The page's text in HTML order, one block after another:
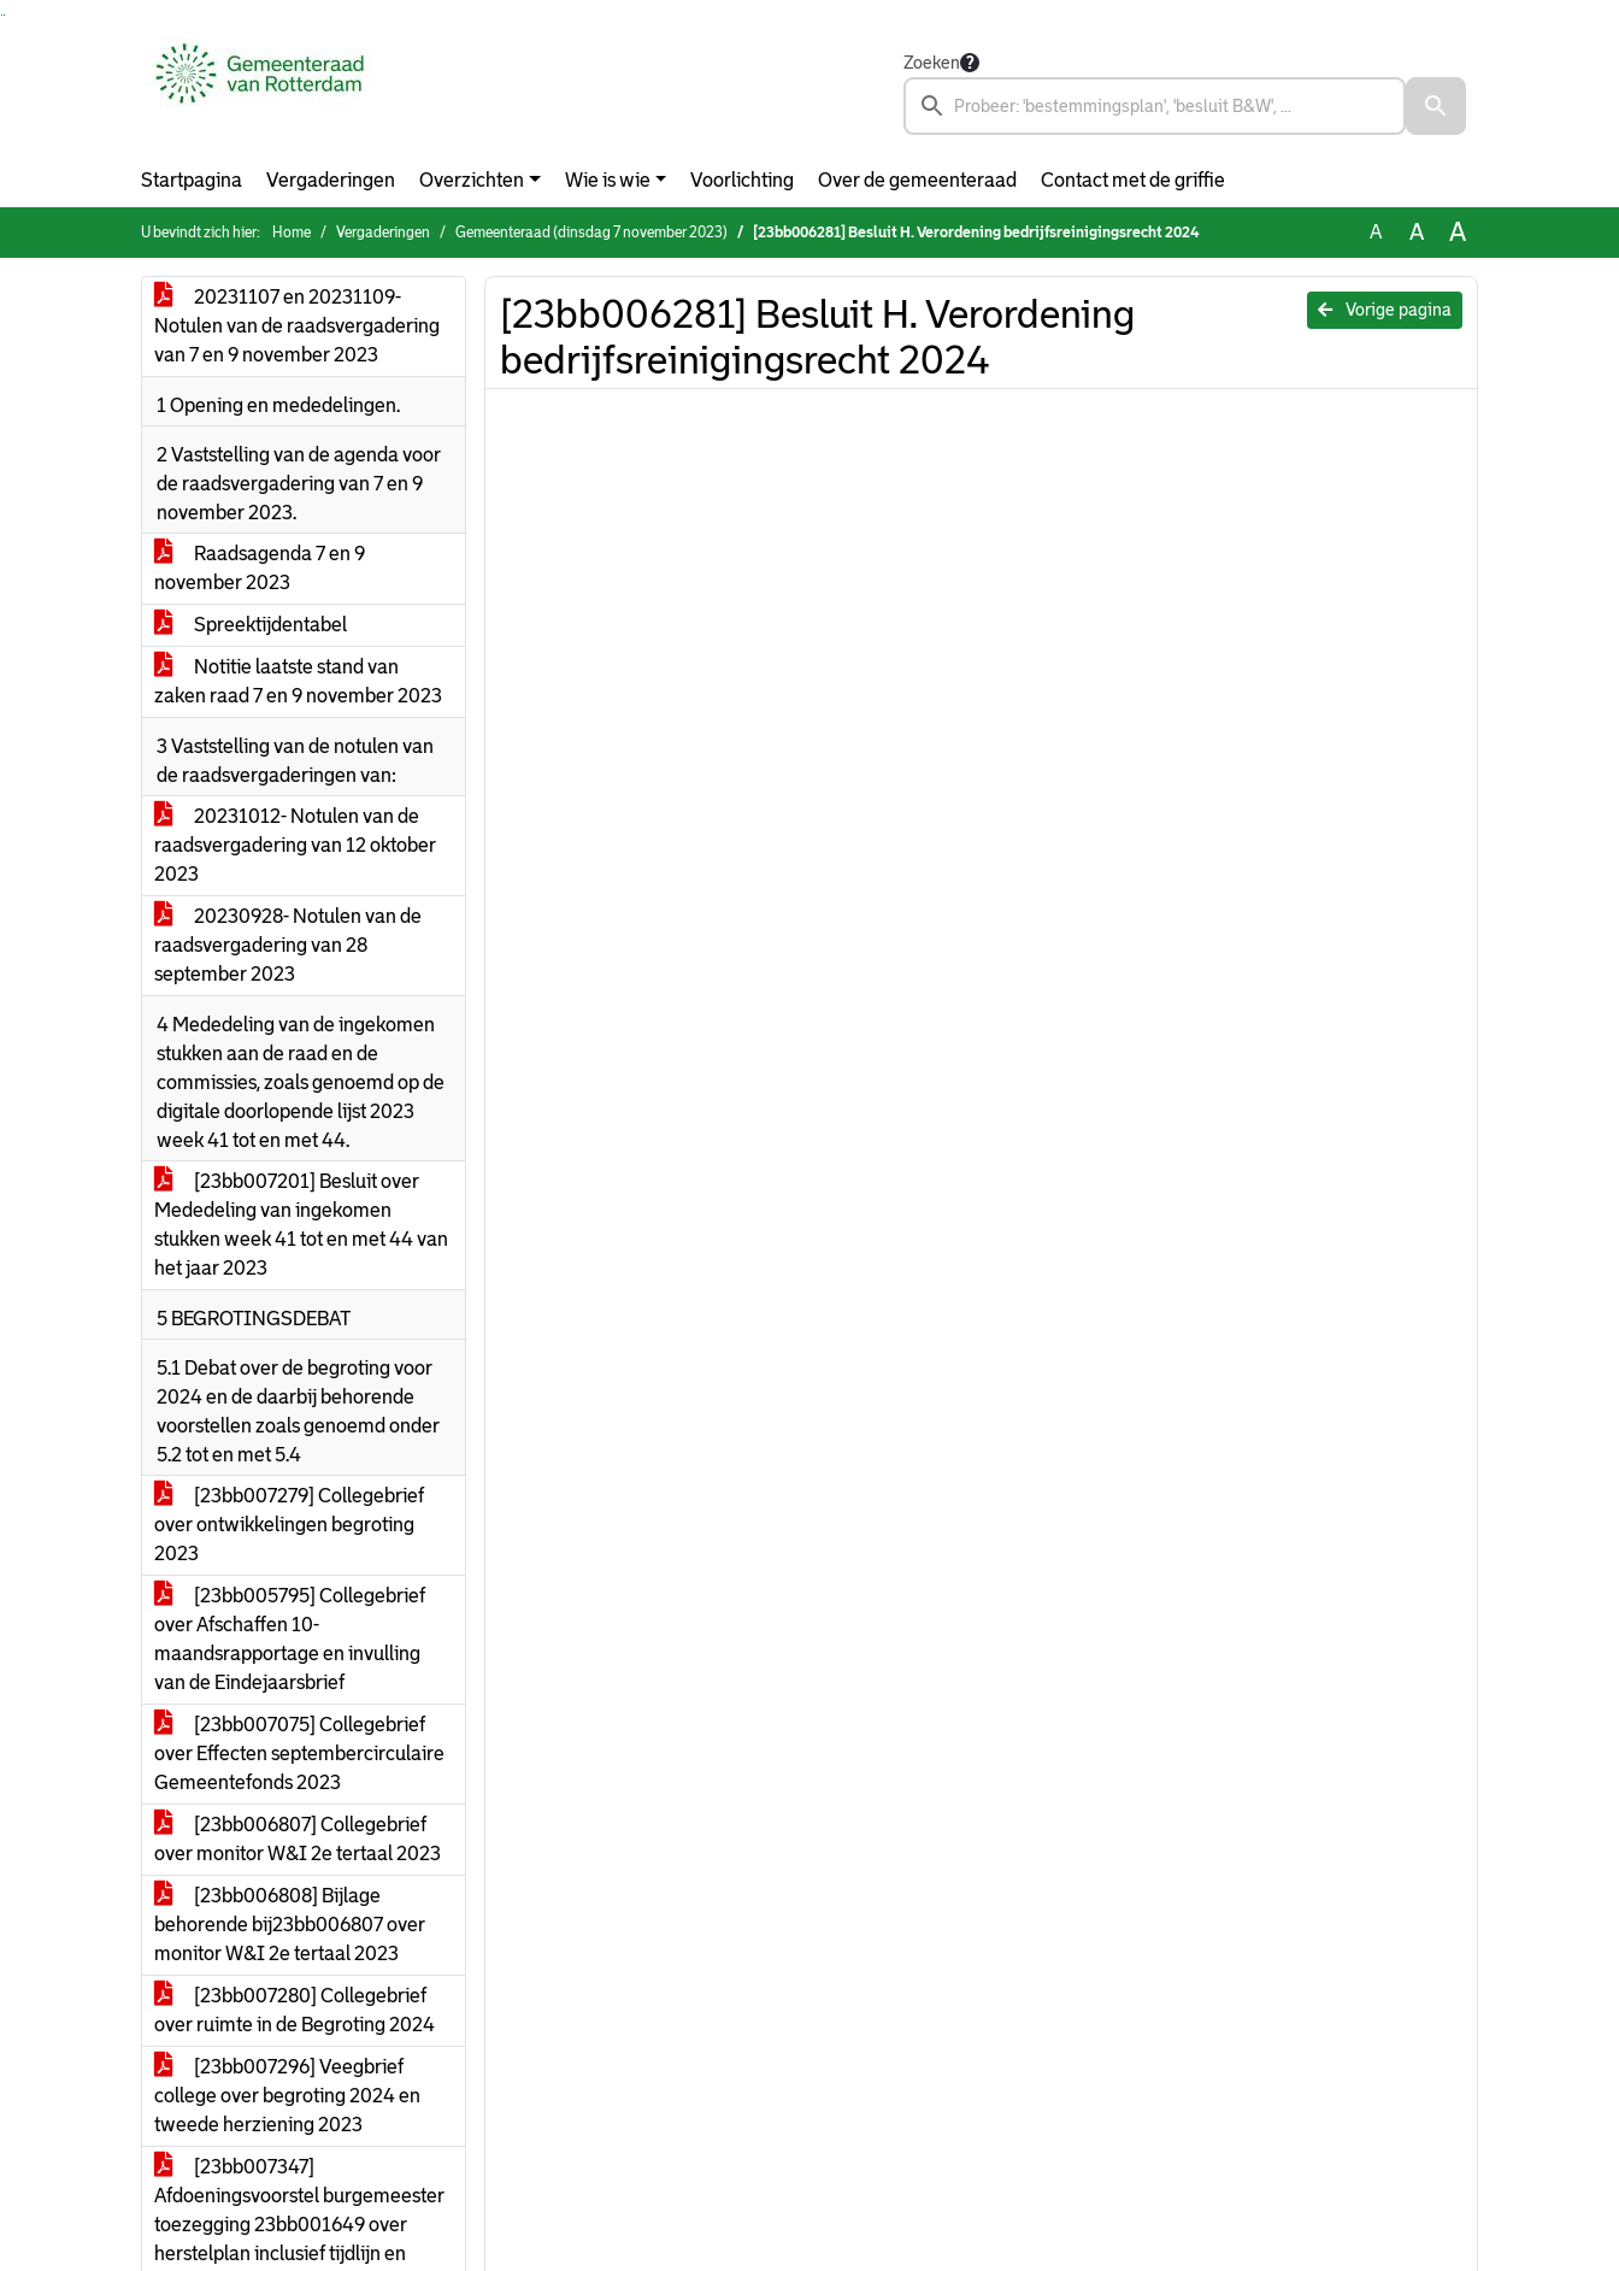
Zoeken
Startpagina Vergaderingen Overzichten Wie is wie Voorlichting Over de gemeenteraad Contact met de griffie
U bevindt zich hier: Home Vergaderingen Gemeenteraad (dinsdag 7 november 2023) [23bb006281] Besluit H. Verordening bedrijfsreinigingsrecht 2024 A A A
20231107 en 20231109-
Notulen van de raadsvergadering
van 7 en 9 november 2023
1 Opening en mededelingen.
2 Vaststelling van de agenda voor
de raadsvergadering van 7 en 9
november 2023.
Raadsagenda 7 en 9
november 2023
Spreektijdentabel
Notitie laatste stand van
zaken raad 7 en 9 november 2023
3 Vaststelling van de notulen van
de raadsvergaderingen van:
20231012- Notulen van de
raadsvergadering van 12 oktober
2023
20230928- Notulen van de
raadsvergadering van 28
september 2023
4 Mededeling van de ingekomen
stukken aan de raad en de
commissies, zoals genoemd op de
digitale doorlopende lijst 2023
week 41 tot en met 44.
[23bb007201] Besluit over
Mededeling van ingekomen
stukken week 41 tot en met 44 van
het jaar 2023
5 BEGROTINGSDEBAT
5.1 Debat over de begroting voor
2024 en de daarbij behorende
voorstellen zoals genoemd onder
5.2 tot en met 5.4
[23bb007279] Collegebrief
over ontwikkelingen begroting
2023
[23bb005795] Collegebrief
over Afschaffen 10-
maandsrapportage en invulling
van de Eindejaarsbrief
[23bb007075] Collegebrief
over Effecten septembercirculaire
Gemeentefonds 2023
[23bb006807] Collegebrief
over monitor W&I 2e tertaal 2023
[23bb006808] Bijlage
behorende bij23bb006807 over
monitor W&I 2e tertaal 2023
[23bb007280] Collegebrief
over ruimte in de Begroting 2024
[23bb007296] Veegbrief
college over begroting 2024 en
tweede herziening 2023
[23bb007347]
Afdoeningsvoorstel burgemeester
toezegging 23bb001649 over
herstelplan inclusief tijdlijn en
Vorige pagina
[23bb006281] Besluit H. Verordening
bedrijfsreinigingsrecht 2024